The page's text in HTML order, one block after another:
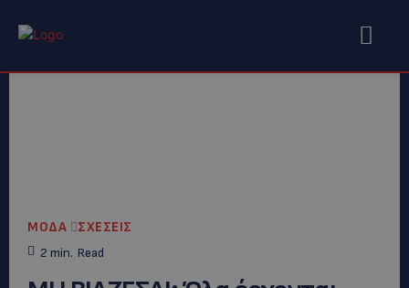
ΜΟΔΑ ΣΧΕΣΕΙΣ
2 min. Read